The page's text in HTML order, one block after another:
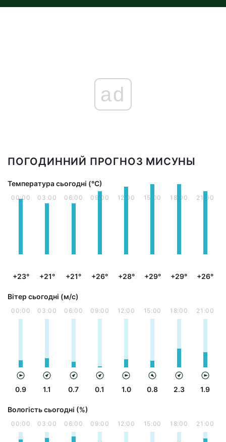
ad
ПОГОДИННИЙ ПРОГНОЗ МИСУНЫ
Температура сьогодні (°С)
00:00
+23°
03:00
+21°
06:00
+21°
09:00
+26°
12:00
+28°
15:00
+29°
18:00
+29°
21:00
+26°
Вітер сьогодні (м/с)
00:00
0.9
03:00
1.1
06:00
0.7
09:00
0.1
12:00
1.0
15:00
0.8
18:00
2.3
21:00
1.9
Вологість сьогодні (%)
00:00 03:00 06:00 09:00 12:00 15:00 18:00 21:00